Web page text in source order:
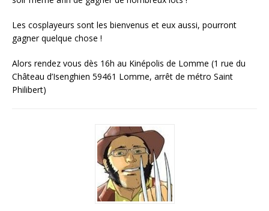
Les cosplayeurs sont les bienvenus et eux aussi, pourront
gagner quelque chose !
Alors rendez vous dès 16h au Kinépolis de Lomme (1 rue du
Château d’Isenghien 59461 Lomme, arrêt de métro Saint
Philibert)